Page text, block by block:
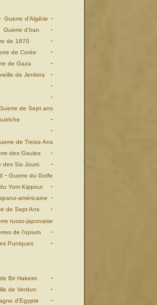
Guerre d'Algérie -
Guerre d'Iran -
de 1870 -
de Corée -
de Gaza -
de Jenkins-
de Sept ans
-
de Treize Ans
des Gaules -
des Six Jours -
- Guerre du Golfe
Yom Kippour-
américaine -
de Sept Ans -
russo-japonaise
de l'opium-
Puniques -
Bir Hakeim -
de Verdun -
d'Egypte -